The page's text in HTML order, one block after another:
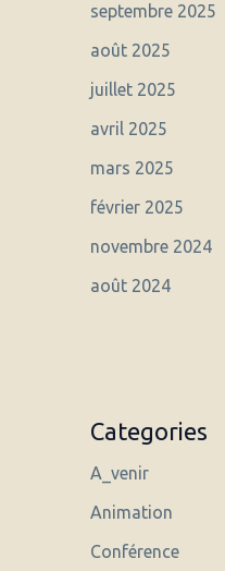
septembre 2025
août 2025
juillet 2025
avril 2025
mars 2025
février 2025
novembre 2024
août 2024
Categories
A_venir
Animation
Conférence